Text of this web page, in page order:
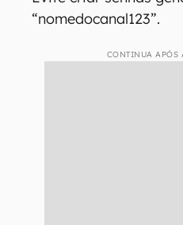
“nomedocanal123”.
CONTINUA APÓS